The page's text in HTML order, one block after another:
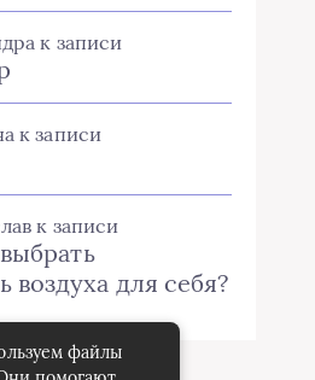
к записи
к записи
к записи
воздуха для себя?
файлы